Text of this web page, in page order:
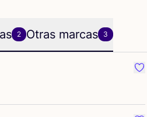
2 Otras marcas 3